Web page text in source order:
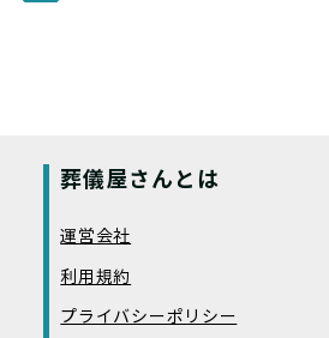
葬儀屋さんとは
運営会社
利用規約
プライバシーポリシー